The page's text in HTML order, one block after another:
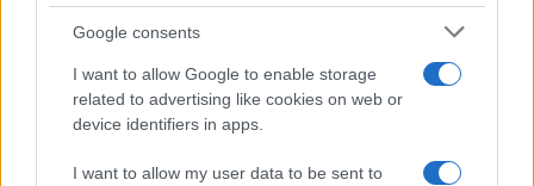
Google consents
I want to allow Google to enable storage
related to advertising like cookies on web or
device identifiers in apps.
I want to allow my user data to be sent to
Trans a Milano, vigili indagati: bisogna
smettere di usare i manganelli?
L’appello dei sindacati